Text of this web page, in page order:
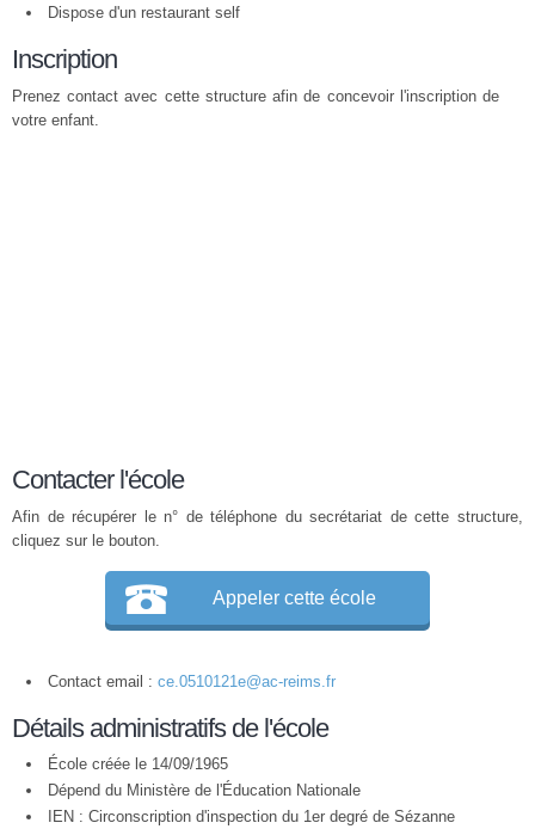
Dispose d'un restaurant self
Inscription
Prenez contact avec cette structure afin de concevoir l'inscription de
votre enfant.
Contacter l'école
Afin de récupérer le n° de téléphone du secrétariat de cette structure,
cliquez sur le bouton.
Appeler cette école
Contact email : ce.0510121e@ac-reims.fr
Détails administratifs de l'école
École créée le 14/09/1965
Dépend du Ministère de l'Éducation Nationale
IEN : Circonscription d'inspection du 1er degré de Sézanne